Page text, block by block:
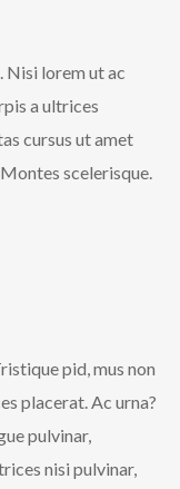
Nisi lorem ut ac
a ultrices
cursus ut amet
scelerisque.
pid, mus non
placerat. Ac urna?
pulvinar,
nisi pulvinar,